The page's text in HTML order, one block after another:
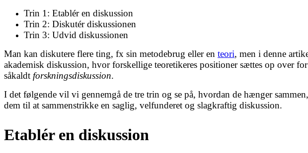
Trin 1: Etablér en diskussion
Trin 2: Diskutér diskussionen
Trin 3: Udvid diskussionen
Man kan diskutere flere ting, fx sin metodebrug eller en teori, men i denne
akademisk diskussion, hvor forskellige teoretikeres positioner sættes op over
såkaldt forskningsdiskussion.
I det følgende vil vi gennemgå de tre trin og se på, hvordan de hænger
dem til at sammenstrikke en saglig, velfunderet og slagkraftig diskussion.
Etablér en diskussion